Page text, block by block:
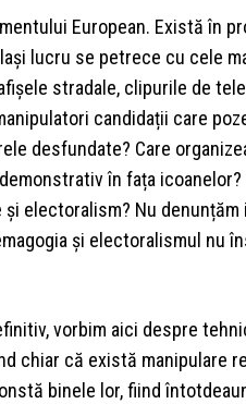
European. Există în
lucru se petrece cu cele
stradale, clipurile de
candidații care
desfundate? Care
în fața
electoralism? Nu
și electoralismul nu
vorbim aici despre
chiar că există manipulare
binele lor, fiind